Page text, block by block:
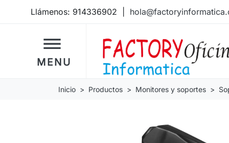
Llámenos: 914336902
dehaze
MENU
Inicio Productos Monitores y soportes